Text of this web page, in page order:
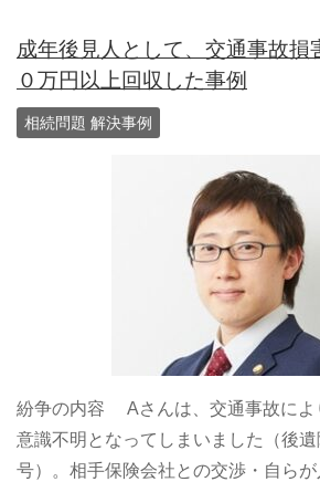
成年後見人として、交通事故損
０万円以上回収した事例
相続問題 解決事例
紛争の内容 Aさんは、交通事故によ
意識不明となってしまいました（後遺
号）。相手保険会社との交渉・自ら